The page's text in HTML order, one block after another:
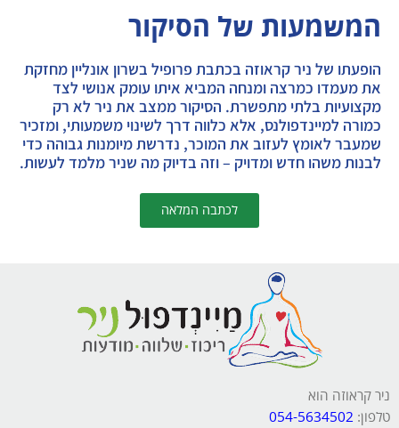
המשמעות של הסיקור
הופעתו של ניר קראוזה בכתבת פרופיל בשרון אונליין מחזקת
את מעמדו כמרצה ומנחה המביא איתו עומק אנושי לצד
מקצועיות בלתי מתפשרת. הסיקור ממצב את ניר לא רק
כמורה למיינדפולנס, אלא כלווה דרך לשינוי משמעותי, ומזכיר
שמעבר לאומץ לעזוב את המוכר, נדרשת מיומנות גבוהה כדי
לבנות משהו חדש ומדויק – וזה בדיוק מה שניר מלמד לעשות.
לכתבה המלאה
ניר קראוזה הוא
טלפון: